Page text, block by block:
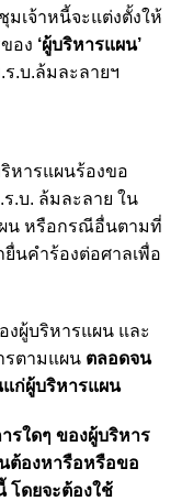
มเจ้าหนี้จะแต่งตั้งให้
อง ‘ผู้บริหารแผน’
.บ.ล้มละลายฯ
หารแผนร้องขอ
.บ. ล้มละลาย ใน
น หรือกรณีอื่นตามที่
นคำร้องต่อศาลเพื่อ
งผู้บริหารแผน และ
รตามแผน ตลอดจน
ก่ผู้บริหารแผน
รใดๆ ของผู้บริหาร
ต้องหารือหรือขอ
โดยจะต้องใช้